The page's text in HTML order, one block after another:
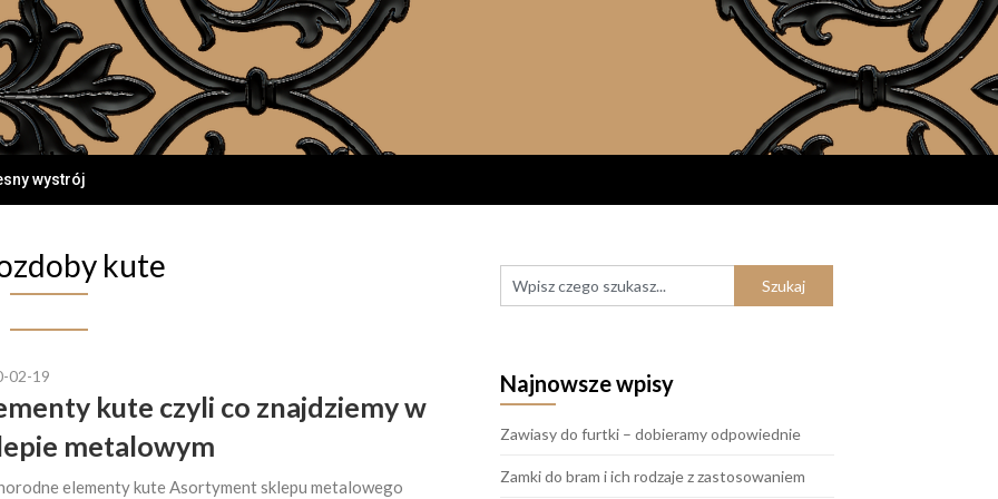
wystrój
kute
02-19
kute czyli co znajdziemy w
metalowym
elementy kute Asortyment sklepu metalowego
Najnowsze wpisy
Zawiasy do furtki – dobieramy odpowiednie
Zamki do bram i ich rodzaje z zastosowaniem